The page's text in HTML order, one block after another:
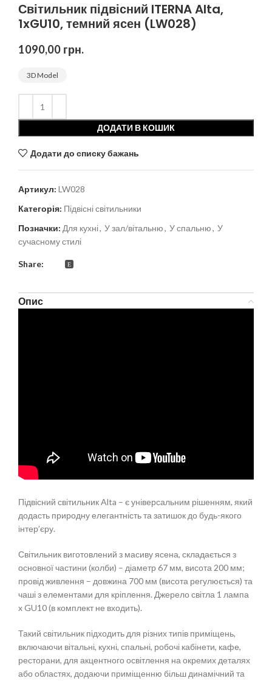
Світильник підвісний ITERNA Alta,
1xGU10, темний ясен (LW028)
1090,00 грн.
3D Model
ДОДАТИ В КОШИК
Додати до списку бажань
Артикул: LW028
Категорія: Підвісні світильники
Позначки: Для кухні, У зал/вітальню, У спальню, У
сучасному стилі
Share:
Опис
Підвісний світильник Alta – є універсальним рішенням, який
додасть природну елегантність та затишок до будь-якого
інтер’єру.
Світильник виготовлений з масиву ясена, складається з
основної частини (колби) – діаметр 67 мм, висота 200 мм;
провід живлення – довжина 700 мм (висота регулюється) та
чаші з елементами для кріплення. Джерело світла 1 лампа
x GU10 (в комплект не входить).
Такий світильник підходить для різних типів приміщень,
включаючи вітальні, кухні, спальні, робочі кабінети, кафе,
ресторани, для акцентного освітлення на окремих деталях
або областях, додаючи приміщенню більш динамічний та